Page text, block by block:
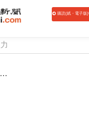
購読(紙・電子版
中部国際空港、飛行機・空・